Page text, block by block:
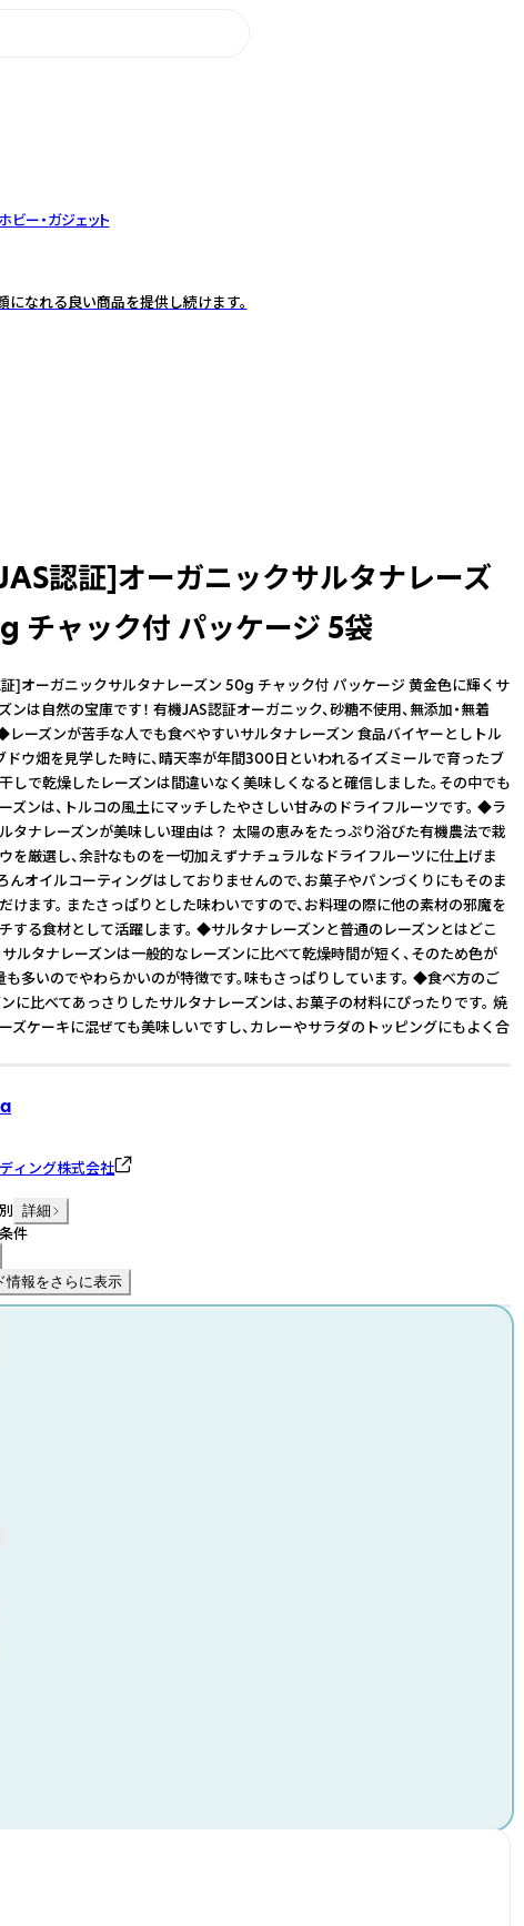
ビー・ガジェット
なれる良い商品を提供し続けます。
認証]オーガニックサルタナレーズ
チャック付 パッケージ 5袋
]オーガニックサルタナレーズン 50g チャック付 パッケージ 黄金色に輝くサ
ンは自然の宝庫です！ 有機JAS認証オーガニック、砂糖不使用、無添加・無着
レーズンが苦手な人でも食べやすいサルタナレーズン 食品バイヤーとしトル
ドウ畑を見学した時に、晴天率が年間300日といわれるイズミールで育ったブ
しで乾燥したレーズンは間違いなく美味しくなると確信しました。その中でも
ズンは、トルコの風土にマッチしたやさしい甘みのドライフルーツです。 ◆ラ
タナレーズンが美味しい理由は？ 太陽の恵みをたっぷり浴びた有機農法で栽
を厳選し、余計なものを一切加えずナチュラルなドライフルーツに仕上げま
んオイルコーティングはしておりませんので、お菓子やパンづくりにもそのま
けます。 またさっぱりとした味わいですので、お料理の際に他の素材の邪魔を
する食材として活躍します。 ◆サルタナレーズンと普通のレーズンとはどこ
ルタナレーズンは一般的なレーズンに比べて乾燥時間が短く、そのため色が
も多いのでやわらかいのが特徴です。味もさっぱりしています。 ◆食べ方のご
に比べてあっさりしたサルタナレーズンは、お菓子の材料にぴったりです。 焼
ズケーキに混ぜても美味しいですし、カレーやサラダのトッピングにもよく合
ィング株式会社
詳細
件
情報をさらに表示